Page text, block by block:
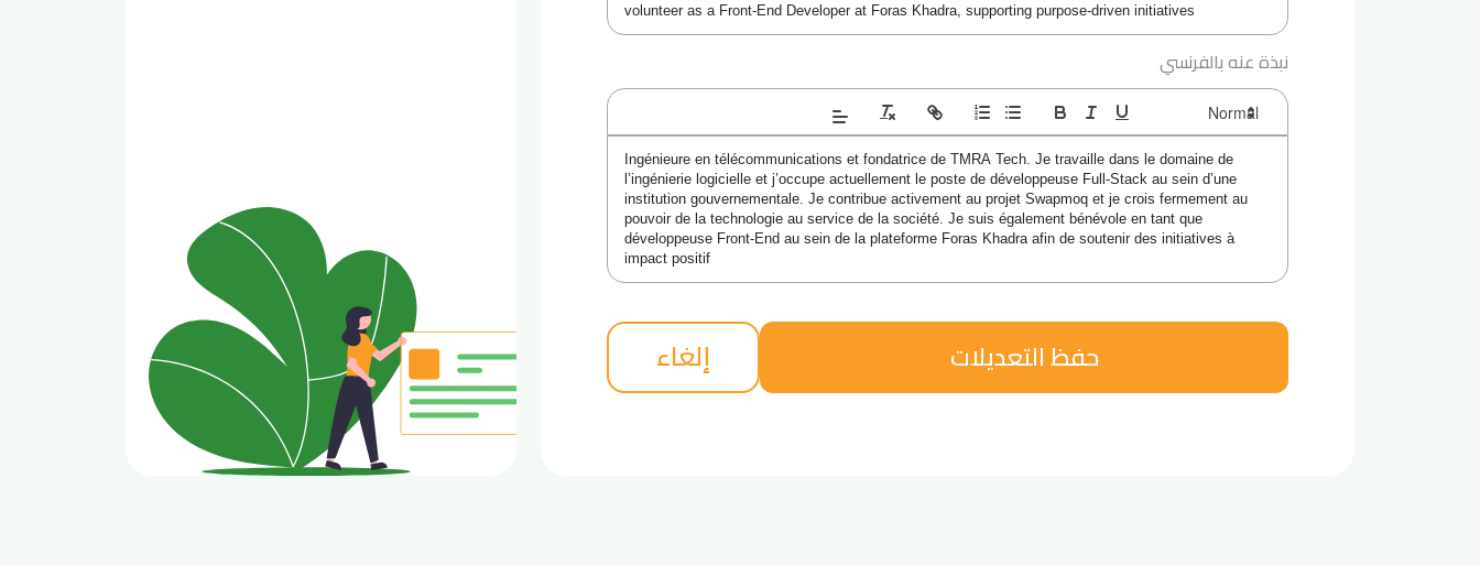
volunteer as a Front-End Developer at Foras Khadra, supporting purpose-driven initiatives
نبذة عنه بالفرنسي
Ingénieure en télécommunications et fondatrice de TMRA Tech. Je travaille dans le domaine de
l’ingénierie logicielle et j’occupe actuellement le poste de développeuse Full-Stack au sein d’une
institution gouvernementale. Je contribue activement au projet Swapmoq et je crois fermement au
pouvoir de la technologie au service de la société. Je suis également bénévole en tant que
développeuse Front-End au sein de la plateforme Foras Khadra afin de soutenir des initiatives à
impact positif
حفظ التعديلات إلغاء